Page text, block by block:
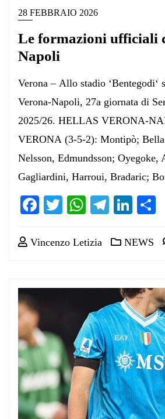
28 FEBBRAIO 2026
Le formazioni ufficiali
Napoli
Verona – Allo stadio ‘Bentegodi‘
Verona-Napoli, 27a giornata di
2025/26. HELLAS VERONA-
VERONA (3-5-2): Montipò;
Nelsson, Edmundsson; Oyegoke,
Gagliardini, Harroui, Bradaric;
Facebook
TwitterWhatsApp
Vincenzo Letizia NEWS